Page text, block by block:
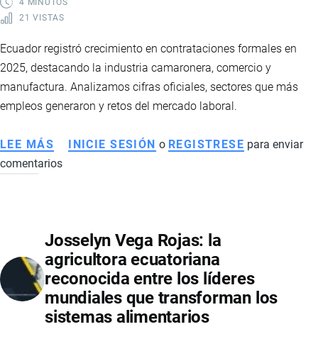
LA
QUE
ESTADO
4 MINUTOS
21 VISTAS
Ecuador registró crecimiento en contrataciones formales en
2025, destacando la industria camaronera, comercio y
manufactura. Analizamos cifras oficiales, sectores que más
empleos generaron y retos del mercado laboral.
LEE MÁS SOBRE
EVOLUCIÓN
ECUADOR
EN
2025:
CAMARONERAS,
RETAIL
INICIE SESIÓN o REGISTRESE para enviar
comentarios
Josselyn Vega Rojas: la
agricultora ecuatoriana
reconocida entre los líderes
mundiales que transforman los
sistemas alimentarios